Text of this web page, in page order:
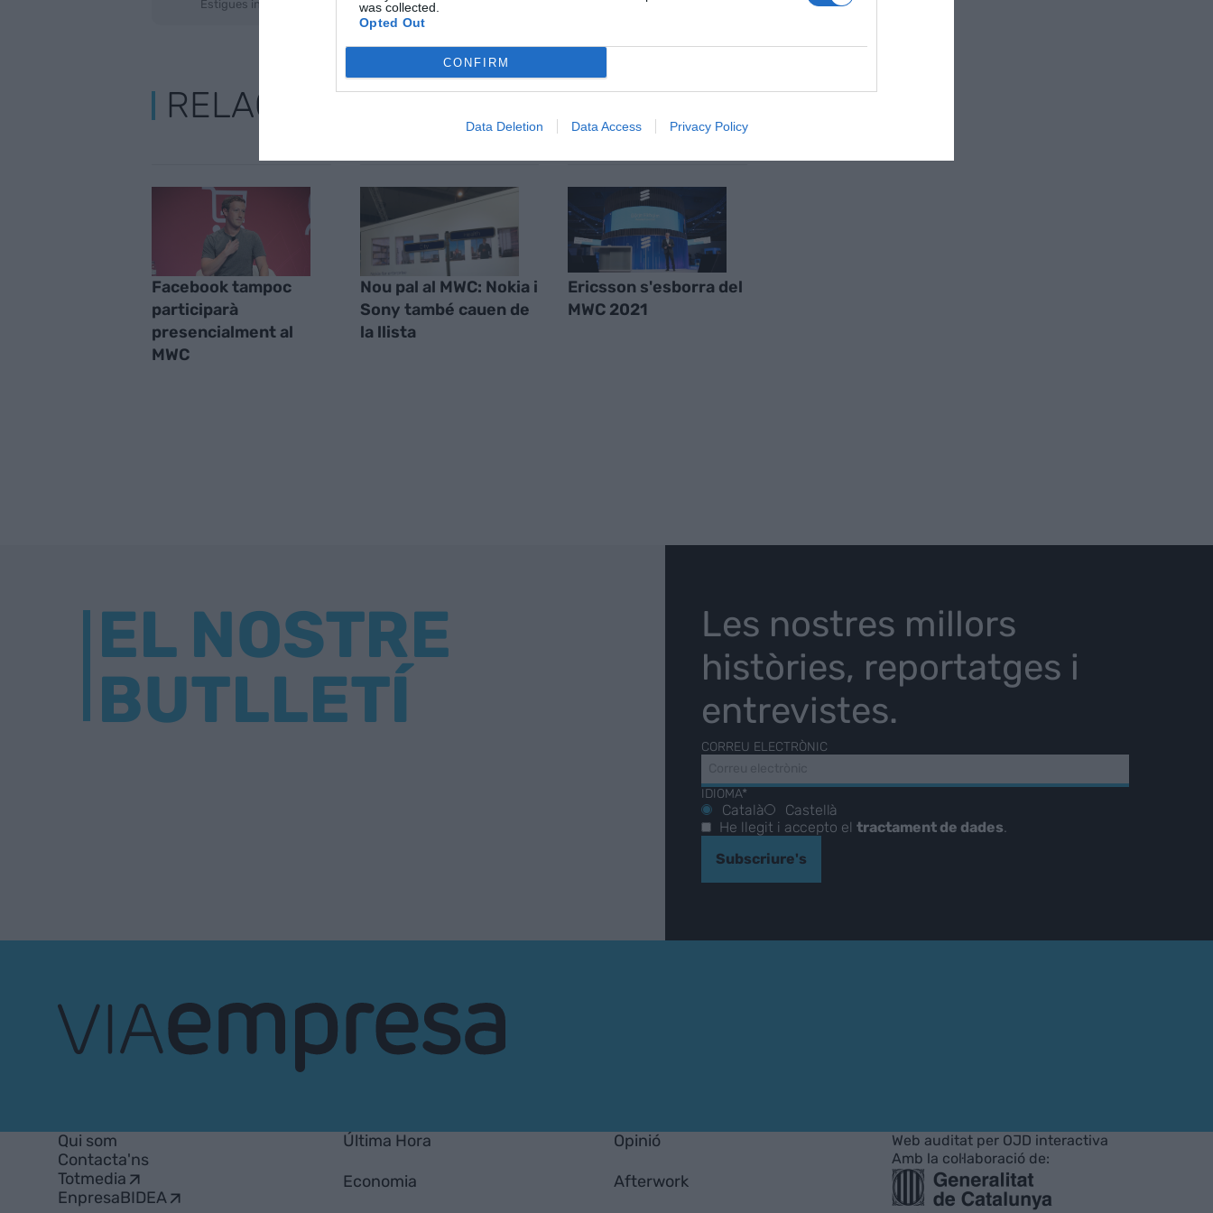
was collected.
Opted Out
CONFIRM
Data Deletion Data Access Privacy Policy
Estigues informat amb les últimes notícies d'actualitat
RELACIONADES
Facebook tampoc
participarà
presencialment al
MWC
Nou pal al MWC: Nokia i
Sony també cauen de
la llista
Ericsson s'esborra del
MWC 2021
EL NOSTRE
BUTLLETÍ
Les nostres millors
històries, reportatges i
entrevistes.
CORREU ELECTRÒNIC
IDIOMA*
Català
Castellà
He llegit i accepto el tractament de dades.
Subscriure's
Qui som
Contacta'ns
Totmedia
EnpresaBIDEA
Última Hora
Economia
Opinió
Afterwork
Web auditat per OJD interactiva
Amb la col·laboració de: